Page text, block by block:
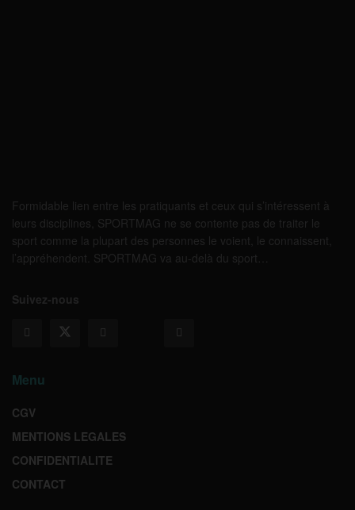
Formidable lien entre les pratiquants et ceux qui s’intéressent à
leurs disciplines, SPORTMAG ne se contente pas de traiter le
sport comme la plupart des personnes le voient, le connaissent,
l’appréhendent. SPORTMAG va au-delà du sport…
Suivez-nous
Menu
CGV
MENTIONS LEGALES
CONFIDENTIALITE
CONTACT